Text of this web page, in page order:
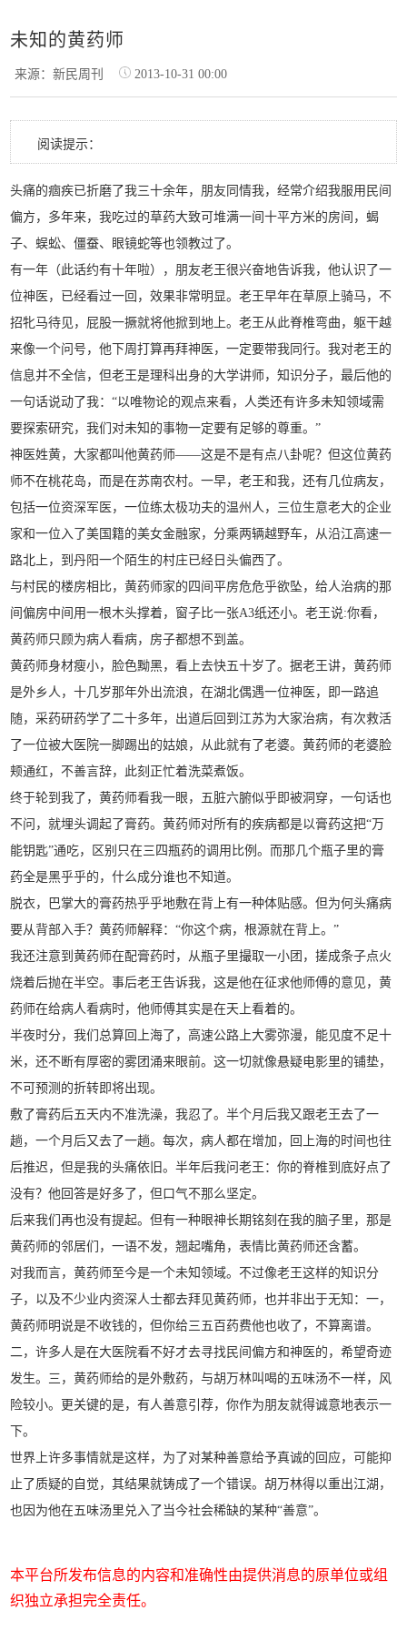
未知的黄药师
来源：新民周刊 2013-10-31 00:00
阅读提示：
头痛的痼疾已折磨了我三十余年，朋友同情我，经常介绍我服用民间
偏方，多年来，我吃过的草药大致可堆满一间十平方米的房间，蝎
子、蜈蚣、僵蚕、眼镜蛇等也领教过了。
有一年（此话约有十年啦），朋友老王很兴奋地告诉我，他认识了一
位神医，已经看过一回，效果非常明显。老王早年在草原上骑马，不
招牝马待见，屁股一撅就将他掀到地上。老王从此脊椎弯曲，躯干越
来像一个问号，他下周打算再拜神医，一定要带我同行。我对老王的
信息并不全信，但老王是理科出身的大学讲师，知识分子，最后他的
一句话说动了我：“以唯物论的观点来看，人类还有许多未知领域需
要探索研究，我们对未知的事物一定要有足够的尊重。”
神医姓黄，大家都叫他黄药师——这是不是有点八卦呢？但这位黄药
师不在桃花岛，而是在苏南农村。一早，老王和我，还有几位病友，
包括一位资深军医，一位练太极功夫的温州人，三位生意老大的企业
家和一位入了美国籍的美女金融家，分乘两辆越野车，从沿江高速一
路北上，到丹阳一个陌生的村庄已经日头偏西了。
与村民的楼房相比，黄药师家的四间平房危危乎欲坠，给人治病的那
间偏房中间用一根木头撑着，窗子比一张A3纸还小。老王说:你看，
黄药师只顾为病人看病，房子都想不到盖。
黄药师身材瘦小，脸色黝黑，看上去快五十岁了。据老王讲，黄药师
是外乡人，十几岁那年外出流浪，在湖北偶遇一位神医，即一路追
随，采药研药学了二十多年，出道后回到江苏为大家治病，有次救活
了一位被大医院一脚踢出的姑娘，从此就有了老婆。黄药师的老婆脸
颊通红，不善言辞，此刻正忙着洗菜煮饭。
终于轮到我了，黄药师看我一眼，五脏六腑似乎即被洞穿，一句话也
不问，就埋头调起了膏药。黄药师对所有的疾病都是以膏药这把“万
能钥匙”通吃，区别只在三四瓶药的调用比例。而那几个瓶子里的膏
药全是黑乎乎的，什么成分谁也不知道。
脱衣，巴掌大的膏药热乎乎地敷在背上有一种体贴感。但为何头痛病
要从背部入手？黄药师解释：“你这个病，根源就在背上。”
我还注意到黄药师在配膏药时，从瓶子里撮取一小团，搓成条子点火
烧着后抛在半空。事后老王告诉我，这是他在征求他师傅的意见，黄
药师在给病人看病时，他师傅其实是在天上看着的。
半夜时分，我们总算回上海了，高速公路上大雾弥漫，能见度不足十
米，还不断有厚密的雾团涌来眼前。这一切就像悬疑电影里的铺垫，
不可预测的折转即将出现。
敷了膏药后五天内不准洗澡，我忍了。半个月后我又跟老王去了一
趟，一个月后又去了一趟。每次，病人都在增加，回上海的时间也往
后推迟，但是我的头痛依旧。半年后我问老王：你的脊椎到底好点了
没有？他回答是好多了，但口气不那么坚定。
后来我们再也没有提起。但有一种眼神长期铭刻在我的脑子里，那是
黄药师的邻居们，一语不发，翘起嘴角，表情比黄药师还含蓄。
对我而言，黄药师至今是一个未知领域。不过像老王这样的知识分
子，以及不少业内资深人士都去拜见黄药师，也并非出于无知：一，
黄药师明说是不收钱的，但你给三五百药费他也收了，不算离谱。
二，许多人是在大医院看不好才去寻找民间偏方和神医的，希望奇迹
发生。三，黄药师给的是外敷药，与胡万林叫喝的五味汤不一样，风
险较小。更关键的是，有人善意引荐，你作为朋友就得诚意地表示一
下。
世界上许多事情就是这样，为了对某种善意给予真诚的回应，可能抑
止了质疑的自觉，其结果就铸成了一个错误。胡万林得以重出江湖，
也因为他在五味汤里兑入了当今社会稀缺的某种“善意”。
本平台所发布信息的内容和准确性由提供消息的原单位或组
织独立承担完全责任。